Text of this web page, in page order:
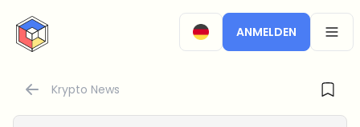
CryptoTicker
ANMELDEN
Krypto News